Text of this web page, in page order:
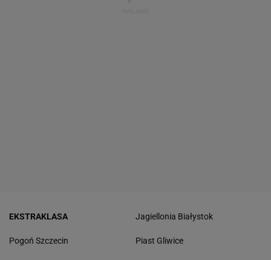
EKSTRAKLASA
Pogoń Szczecin
Jagiellonia Białystok
Piast Gliwice